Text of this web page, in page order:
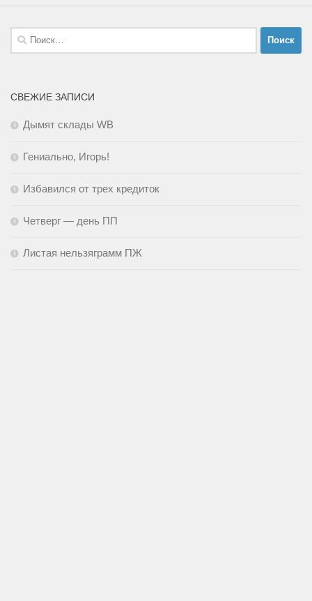
Найти:
СВЕЖИЕ ЗАПИСИ
Дымят склады WB
Гениально, Игорь!
Избавился от трех кредиток
Четверг — день ПП
Листая нельзяграмм ПЖ